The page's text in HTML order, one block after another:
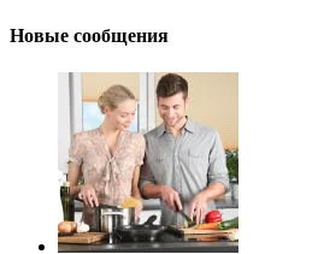
Новые сообщения